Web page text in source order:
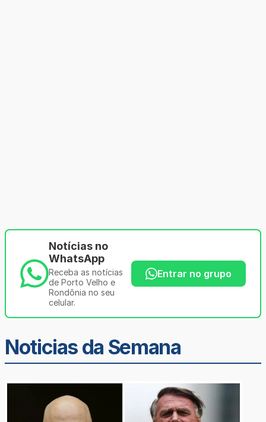
Notícias no
WhatsApp
Receba as notícias
de Porto Velho e
Rondônia no seu
celular.
Entrar no grupo
Noticias da Semana